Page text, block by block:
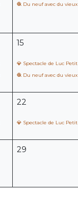
🧶 Du neuf avec du vieux
15
💎 Spectacle de Luc Petit
🧶 Du neuf avec du vieux
22
💎 Spectacle de Luc Petit
29